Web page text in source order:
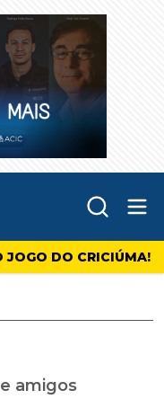
JOGO DO CRICIÚMA!
amigos